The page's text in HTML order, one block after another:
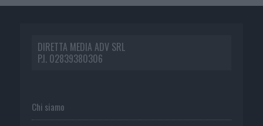
DIRETTA MEDIA ADV SRL
P.I. 02839380306
Chi siamo